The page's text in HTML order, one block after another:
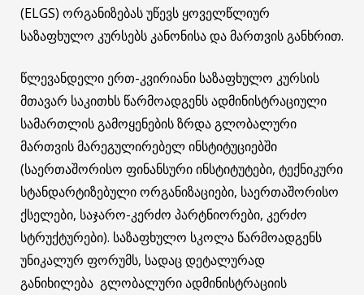
(ELGS) ორგანიზებას უწევს ყოველწლიურ
საზაფხულო კურსებს კანონისა და მართვის განხრით.
წლევანდელი ერთ-კვირიანი საზაფხულო კურსის
მთავარ საკითხს წარმოადგენს ადმინისტრაციული
სამართლის გამოყენების ზრდა გლობალური
მართვის მარეგულირებელ ინსტიტუციებში
(საერთაშორისო ფინანსური ინსტიტუტები, ტექნიკური
სტანდარტიზებული ორგანიზაციები, საერთაშორისო
ქსელები, საჯარო-კერძო პარტნიორები, კერძო
სტრუქტურები). საზაფხულო სკოლა წარმოადგენს
უნიკალურ ფორუმს, სადაც დეტალურად
განიხილება გლობალური ადმინისტრაციის